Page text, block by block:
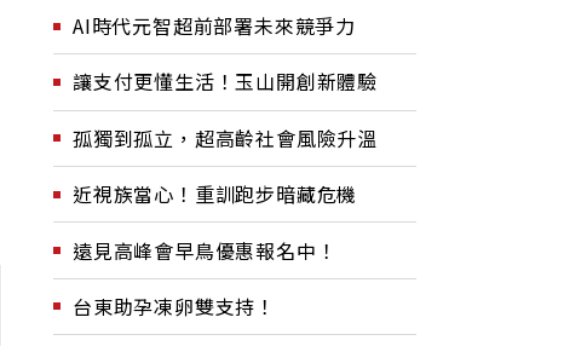
AI時代元智超前部署未來競爭力
讓支付更懂生活！玉山開創新體驗
孤獨到孤立，超高齡社會風險升溫
近視族當心！重訓跑步暗藏危機
遠見高峰會早鳥優惠報名中！
台東助孕凍卵雙支持！